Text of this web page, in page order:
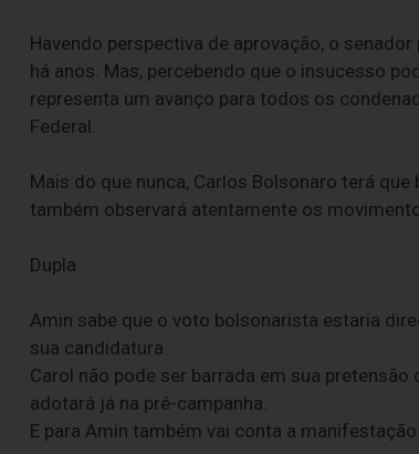
Havendo perspectiva de aprovação, o
há anos. Mas, percebendo que o insucesso
representa um avanço para todos os
Federal.
Mais do que nunca, Carlos Bolsonaro terá
também observará atentamente os
Dupla
Amin sabe que o voto bolsonarista estaria
sua candidatura.
Carol não pode ser barrada em sua
adotará já na pré-campanha.
E para Amin também vai conta a